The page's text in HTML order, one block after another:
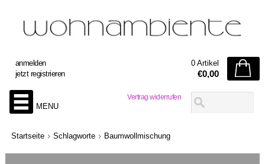
Vertrag widerrufen
anmelden
jetzt registrieren
0 Artikel
€0,00
MENU
Startseite Schlagworte Baumwollmischung